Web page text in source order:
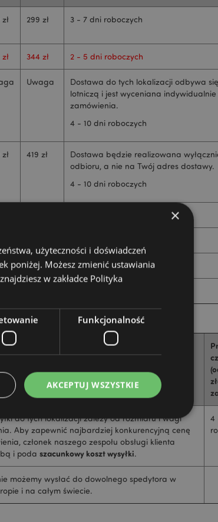
299 zł 3 - 7 dni roboczych
344 zł 2 - 5 dni roboczych
Uwaga
Dostawa do tych lokalizacji odbywa
lotniczą i jest wyceniana
zamówienia.
4 - 10 dni roboczych
419 zł
Dostawa będzie realizowana
odbioru, a nie na Twój adres dostawy.
4 - 10 dni roboczych
Uwaga 3 - 7 dni roboczych
do tych lokalizacji zależy od rozmiaru i wagi
Aby zapewnić najbardziej konkurencyjną cenę
członek naszego zespołu obsługi klienta
i poda szacunkowy koszt wysyłki.
4
możemy wysłać do dowolnego spedytora w
i na całym świecie.
×
użyteczności i doświadczeń
poniżej. Możesz zmienić ustawiania
w zakładce Polityka
Funkcjonalność
AKCEPTUJ WSZYSTKIE
Funkcjonalność
nich loginy klientów i zarządzanie kontami.
Opis